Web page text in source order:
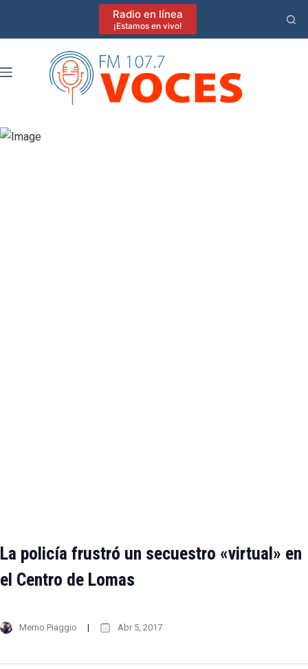
Radio en línea
¡Estamos en vivo!
La policía frustró un secuestro «virtual» en
el Centro de Lomas
Memo Piaggio Abr 5, 2017